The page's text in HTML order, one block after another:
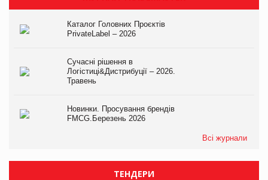
Каталог Головних Проєктів
PrivateLabel – 2026
Сучасні рішення в
Логістиці&Дистрибуції – 2026.
Травень
Новинки. Просування брендів
FMCG.Березень 2026
Всі журнали
ТЕНДЕРИ